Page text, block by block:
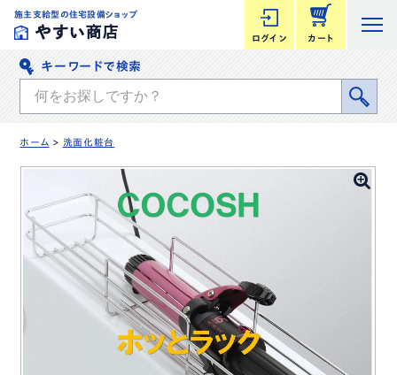
施主支給型の住宅設備ショップ
ログイン カート
キーワードで検索
ホーム > 洗面化粧台